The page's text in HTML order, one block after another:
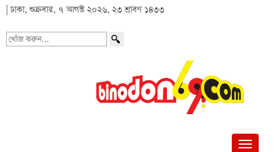
| ঢাকা, শুক্রবার, ৭ আগস্ট ২০২৬, ২৩ শ্রাবণ ১৪৩৩
খোঁজ